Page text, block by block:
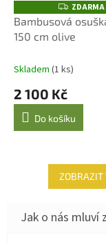
Z
D
A
R
ZDARMA
Bambusová
150 cm olive
Skladem (1 ks)
2 100 Kč
Do košíku
ZOBRAZIT